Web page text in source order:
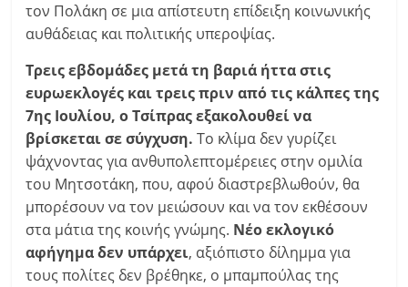
τον Πολάκη σε μια απίστευτη επίδειξη κοινωνικής
αυθάδειας και πολιτικής υπεροψίας.
Τρεις εβδομάδες μετά τη βαριά ήττα στις
ευρωεκλογές και τρεις πριν από τις κάλπες της
7ης Ιουλίου, ο Τσίπρας εξακολουθεί να
βρίσκεται σε σύγχυση. Το κλίμα δεν γυρίζει
ψάχνοντας για ανθυπολεπτομέρειες στην ομιλία
του Μητσοτάκη, που, αφού διαστρεβλωθούν, θα
μπορέσουν να τον μειώσουν και να τον εκθέσουν
στα μάτια της κοινής γνώμης. Νέο εκλογικό
αφήγημα δεν υπάρχει, αξιόπιστο δίλημμα για
τους πολίτες δεν βρέθηκε, ο μπαμπούλας της